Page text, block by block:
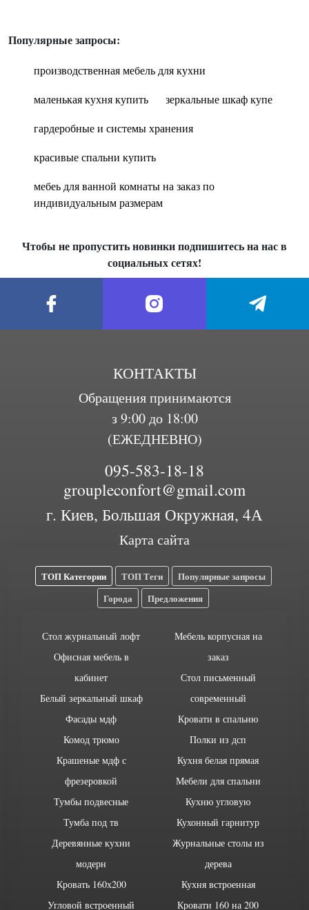
Популярные запросы:
производственная мебель для кухни
маленькая кухня купить
зеркальные шкаф купе
гардеробные и системы хранения
красивые спальни купить
мебеь для ванной комнаты на заказ по
индивидуальным размерам
Чтобы не пропустить новинки подпишитесь на нас в
социальных сетях!
КОНТАКТЫ
Обращения принимаются
з 9:00 до 18:00
(ЕЖЕДНЕВНО)
095-583-18-18
groupleconfort@gmail.com
г. Киев, Большая Окружная, 4А
Карта сайта
ТОП Категории ТОП Теги
Популярные запросы
Города
Предложения
Стол журнальный лофт
Офисная мебель в
кабинет
Белый зеркальный шкаф
Фасады мдф
Комод трюмо
Крашеные мдф с
фрезеровкой
Тумбы подвесные
Тумба под тв
Мебель корпусная на
заказ
Стол письменный
современный
Кровати в спальню
Полки из дсп
Кухня белая прямая
Мебели для спальни
Кухню угловую
Кухонный гарнитур
Деревянные кухни
модерн
Кровать 160х200
Угловой встроенный
Журнальные столы из
дерева
Кухня встроенная
Кровати 160 на 200